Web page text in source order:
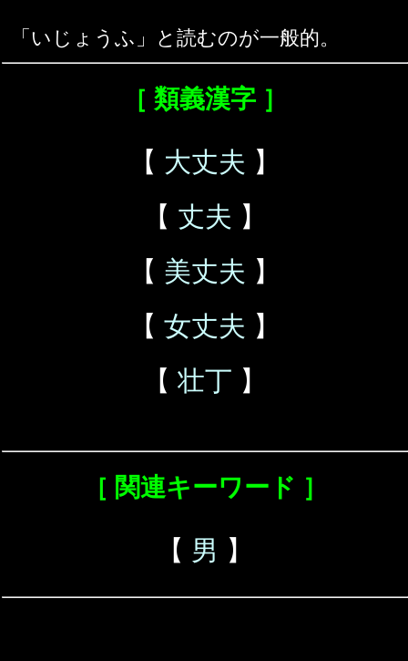
「いじょうふ」と読むのが一般的。
［ 類義漢字 ］
【 大丈夫 】
【 丈夫 】
【 美丈夫 】
【 女丈夫 】
【 壮丁 】
［ 関連キーワード ］
【 男 】